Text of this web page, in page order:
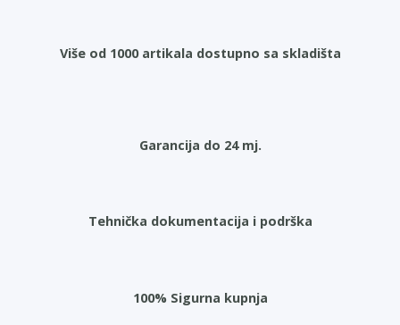
Više od 1000 artikala dostupno sa skladišta
Garancija do 24 mj.
Tehnička dokumentacija i podrška
100% Sigurna kupnja